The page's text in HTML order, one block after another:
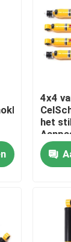
4x4
het
Staal